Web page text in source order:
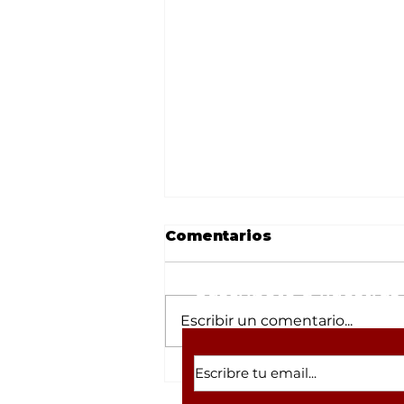
César Gastélum y la
lista de 'influencers'
Comentarios
Escribir un comentario...
Suscríbete a